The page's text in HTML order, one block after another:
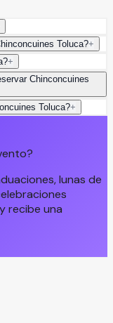
Toluca?+
+
Chinconcuines
Toluca?+
lunas de
recibe una